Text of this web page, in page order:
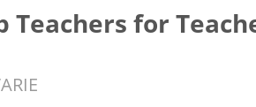
Teachers for